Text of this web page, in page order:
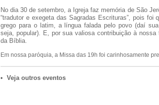
No dia 30 de setembro, a Igreja faz memória de São
“tradutor e exegeta das Sagradas Escrituras”, pois
grego para o latim, a língua falada pelo povo (daí
seja, popular). E, por sua valiosa contribuição à
da Bíblia.
Em nossa paróquia, a Missa das 19h foi carinhosamente
• Veja outros eventos